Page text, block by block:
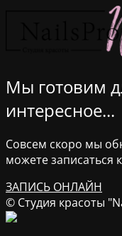
Мы готовим
интересное...
Совсем скоро мы
можете записаться
ЗАПИСЬ ОНЛАЙН
© Студия красоты